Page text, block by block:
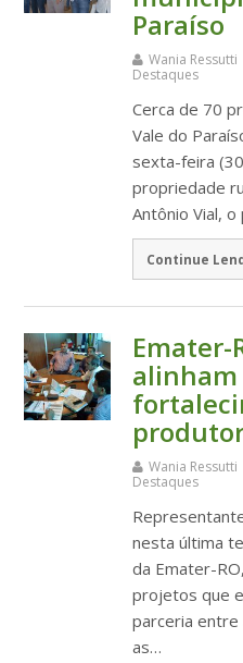
Paraíso
Wania Ressutti
Destaques
Cerca de 70
Vale do
sexta-feira
propriedade
Antônio Vial,
Continue
Emater-
alinham
Wania Ressutti
Destaques
nesta última
da Emater-
projetos que
parceria entre
as…